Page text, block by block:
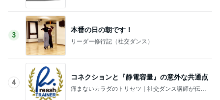
3
本番の日の朝です！
リーダー修行記（社交ダンス）
4
コネクションと『静電容量』の意外な共通点
痛まないカラダのトリセツ｜社交ダンス講師が伝え